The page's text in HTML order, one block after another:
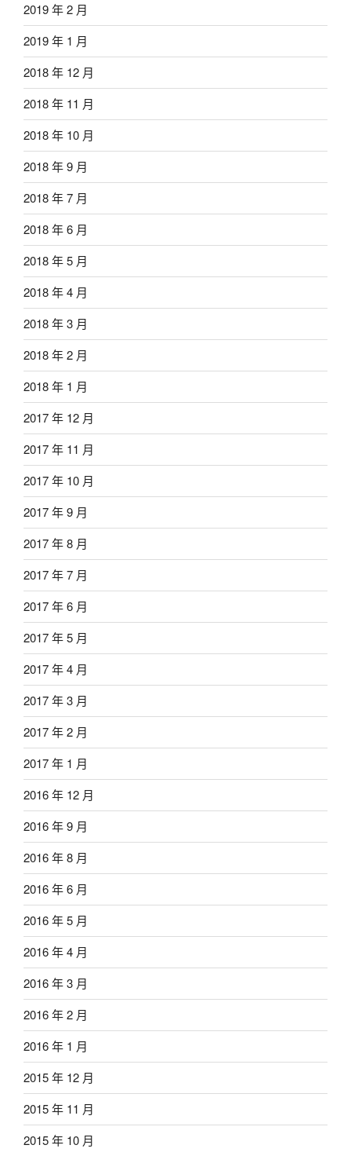
2019 年 2 月
2019 年 1 月
2018 年 12 月
2018 年 11 月
2018 年 10 月
2018 年 9 月
2018 年 7 月
2018 年 6 月
2018 年 5 月
2018 年 4 月
2018 年 3 月
2018 年 2 月
2018 年 1 月
2017 年 12 月
2017 年 11 月
2017 年 10 月
2017 年 9 月
2017 年 8 月
2017 年 7 月
2017 年 6 月
2017 年 5 月
2017 年 4 月
2017 年 3 月
2017 年 2 月
2017 年 1 月
2016 年 12 月
2016 年 9 月
2016 年 8 月
2016 年 6 月
2016 年 5 月
2016 年 4 月
2016 年 3 月
2016 年 2 月
2016 年 1 月
2015 年 12 月
2015 年 11 月
2015 年 10 月